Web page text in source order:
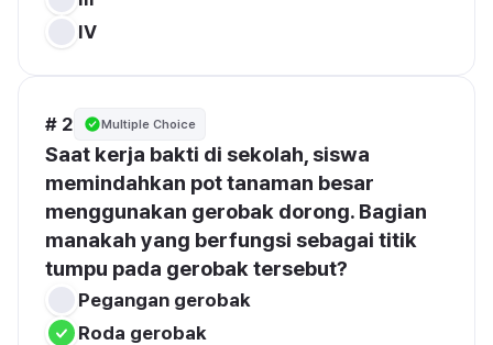
IV
# 2 Multiple Choice
Saat kerja bakti di sekolah, siswa
memindahkan pot tanaman besar
menggunakan gerobak dorong. Bagian
manakah yang berfungsi sebagai titik
tumpu pada gerobak tersebut?
Roda gerobak